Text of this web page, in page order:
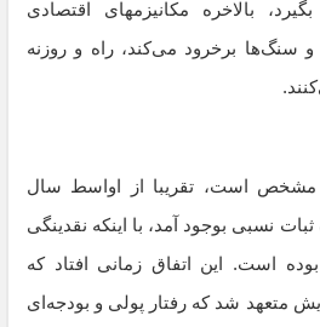
بالاخره مکانیزمهای اقتصادی
سنگ‌ها برخرود می‌کند، راه و روزنه
است، تقریبا از اواسط سال
نسبی بوجود آمد، با اینکه نقدینگی
است. این اتفاق زمانی افتاد که
متعهد شد که رفتار پولی و بودجه‌ای